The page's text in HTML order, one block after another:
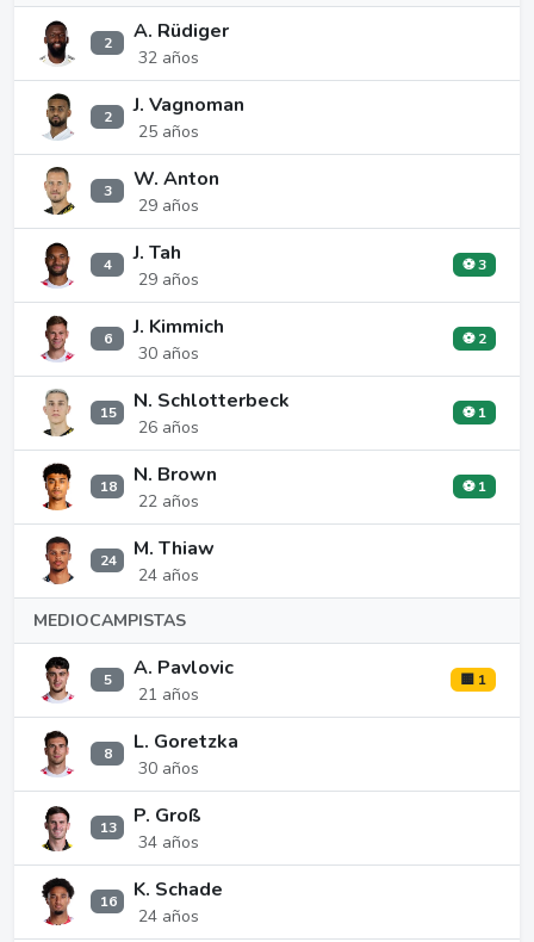
2 A. Rüdiger
32 años
2 J. Vagnoman
25 años
3 W. Anton
29 años
4 J. Tah
29 años
⚽ 3
6 J. Kimmich
30 años
⚽ 2
15 N. Schlotterbeck
26 años
⚽ 1
18 N. Brown
22 años
⚽ 1
24 M. Thiaw
24 años
MEDIOCAMPISTAS
5 A. Pavlovic
21 años
🟨 1
8 L. Goretzka
30 años
13 P. Groß
34 años
16 K. Schade
24 años